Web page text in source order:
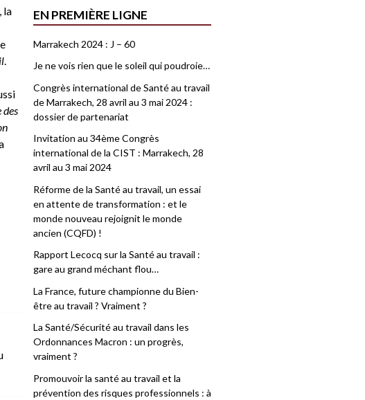
la
.
des
EN PREMIÈRE LIGNE
Marrakech 2024 : J – 60
Je ne vois rien que le soleil qui poudroie…
Congrès international de Santé au travail
de Marrakech, 28 avril au 3 mai 2024 :
dossier de partenariat
Invitation au 34ème Congrès
international de la CIST : Marrakech, 28
avril au 3 mai 2024
Réforme de la Santé au travail, un essai
en attente de transformation : et le
monde nouveau rejoignit le monde
ancien (CQFD) !
Rapport Lecocq sur la Santé au travail :
gare au grand méchant flou…
La France, future championne du Bien-
être au travail ? Vraiment ?
La Santé/Sécurité au travail dans les
Ordonnances Macron : un progrès,
vraiment ?
Promouvoir la santé au travail et la
prévention des risques professionnels : à